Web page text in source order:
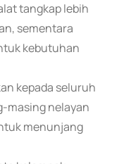
tangkap lebih
sementara
kebutuhan
kepada seluruh
masing nelayan
menunjang